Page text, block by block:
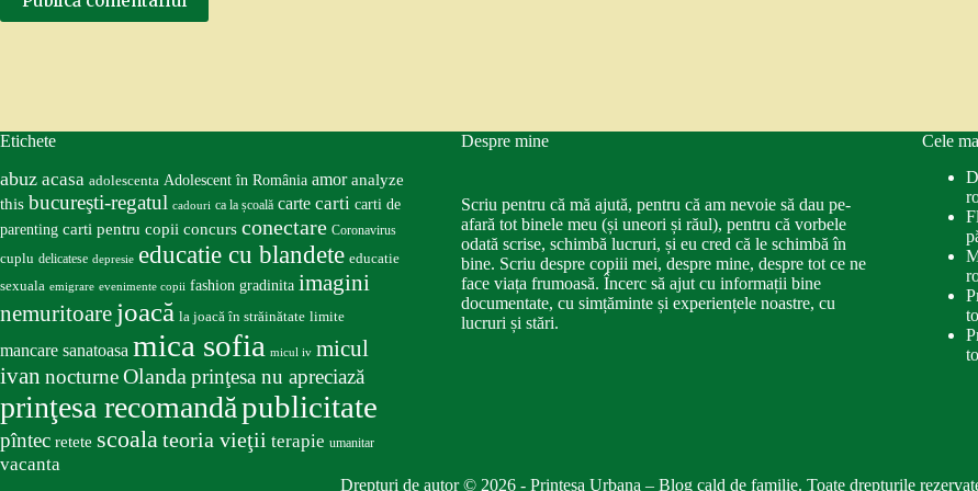
Etichete
abuz acasa adolescenta Adolescent în România amor analyze
this bucureşti-regatul cadouri ca la școală carte carti carti de
parenting carti pentru copii concurs conectare Coronavirus
cuplu delicatese depresie educatie cu blandete educatie
sexuala emigrare evenimente copii fashion gradinita imagini
nemuritoare joacă la joacă în străinătate limite
mancare sanatoasa mica sofia micul iv micul
ivan nocturneOlanda prinţesa nu apreciază
prinţesa recomandăpublicitate
pîntec retete scoalateoria vieţii terapie umanitar
vacanta
Despre mine
Scriu pentru că mă ajută, pentru că am nevoie să dau pe-
afară tot binele meu (și uneori și răul), pentru că vorbele
odată scrise, schimbă lucruri, și eu cred că le schimbă în
bine. Scriu despre copiii mei, despre mine, despre tot ce ne
face viața frumoasă. Încerc să ajut cu informații bine
documentate, cu simțăminte și experiențele noastre, cu
lucruri și stări.
Cele
Drepturi de autor © 2026 - Printesa Urbana – Blog cald de familie. Toate drepturile